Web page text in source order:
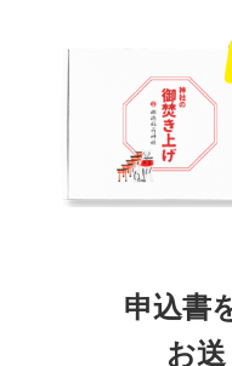
申込書
お